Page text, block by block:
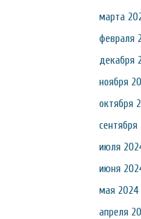
марта
февраля
декабря
ноября
октября
июля
июня
мая 2024
апреля